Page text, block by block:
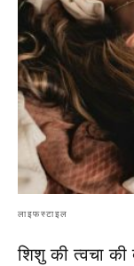
लाइफस्टाइल
शिशु की त्वचा